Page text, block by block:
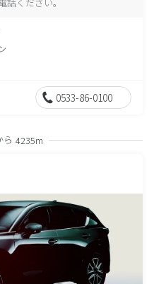
0533-86-0100
ら 4235m